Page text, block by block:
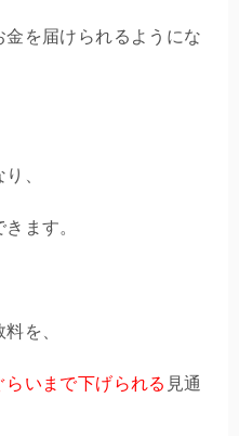
を届けられるようにな
、
ます。
を、
らいまで下げられる 見通